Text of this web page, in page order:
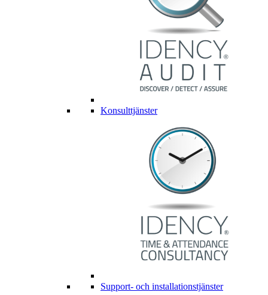
Konsulttjänster
Support- och installationstjänster